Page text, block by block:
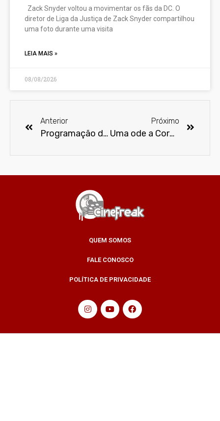
Zack Snyder voltou a movimentar os fãs da DC. O
diretor de Liga da Justiça de Zack Snyder compartilhou
uma foto durante uma visita
LEIA MAIS »
08/08/2026
Anterior
Programação dos blocos de rua do carnaval 2019 em São Paulo
Próximo
Uma ode a Corpo Fechado
QUEM SOMOS
FALE CONOSCO
POLÍTICA DE PRIVACIDADE